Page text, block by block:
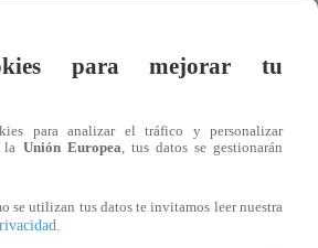
pandemia de COVID-19, pero
por el gobierno.
de karaoke estuvieron entre
para mejorar tu
para analizar el tráfico y personalizar
la Unión Europea , tus datos se gestionarán
se utilizan tus datos te invitamos leer nuestra